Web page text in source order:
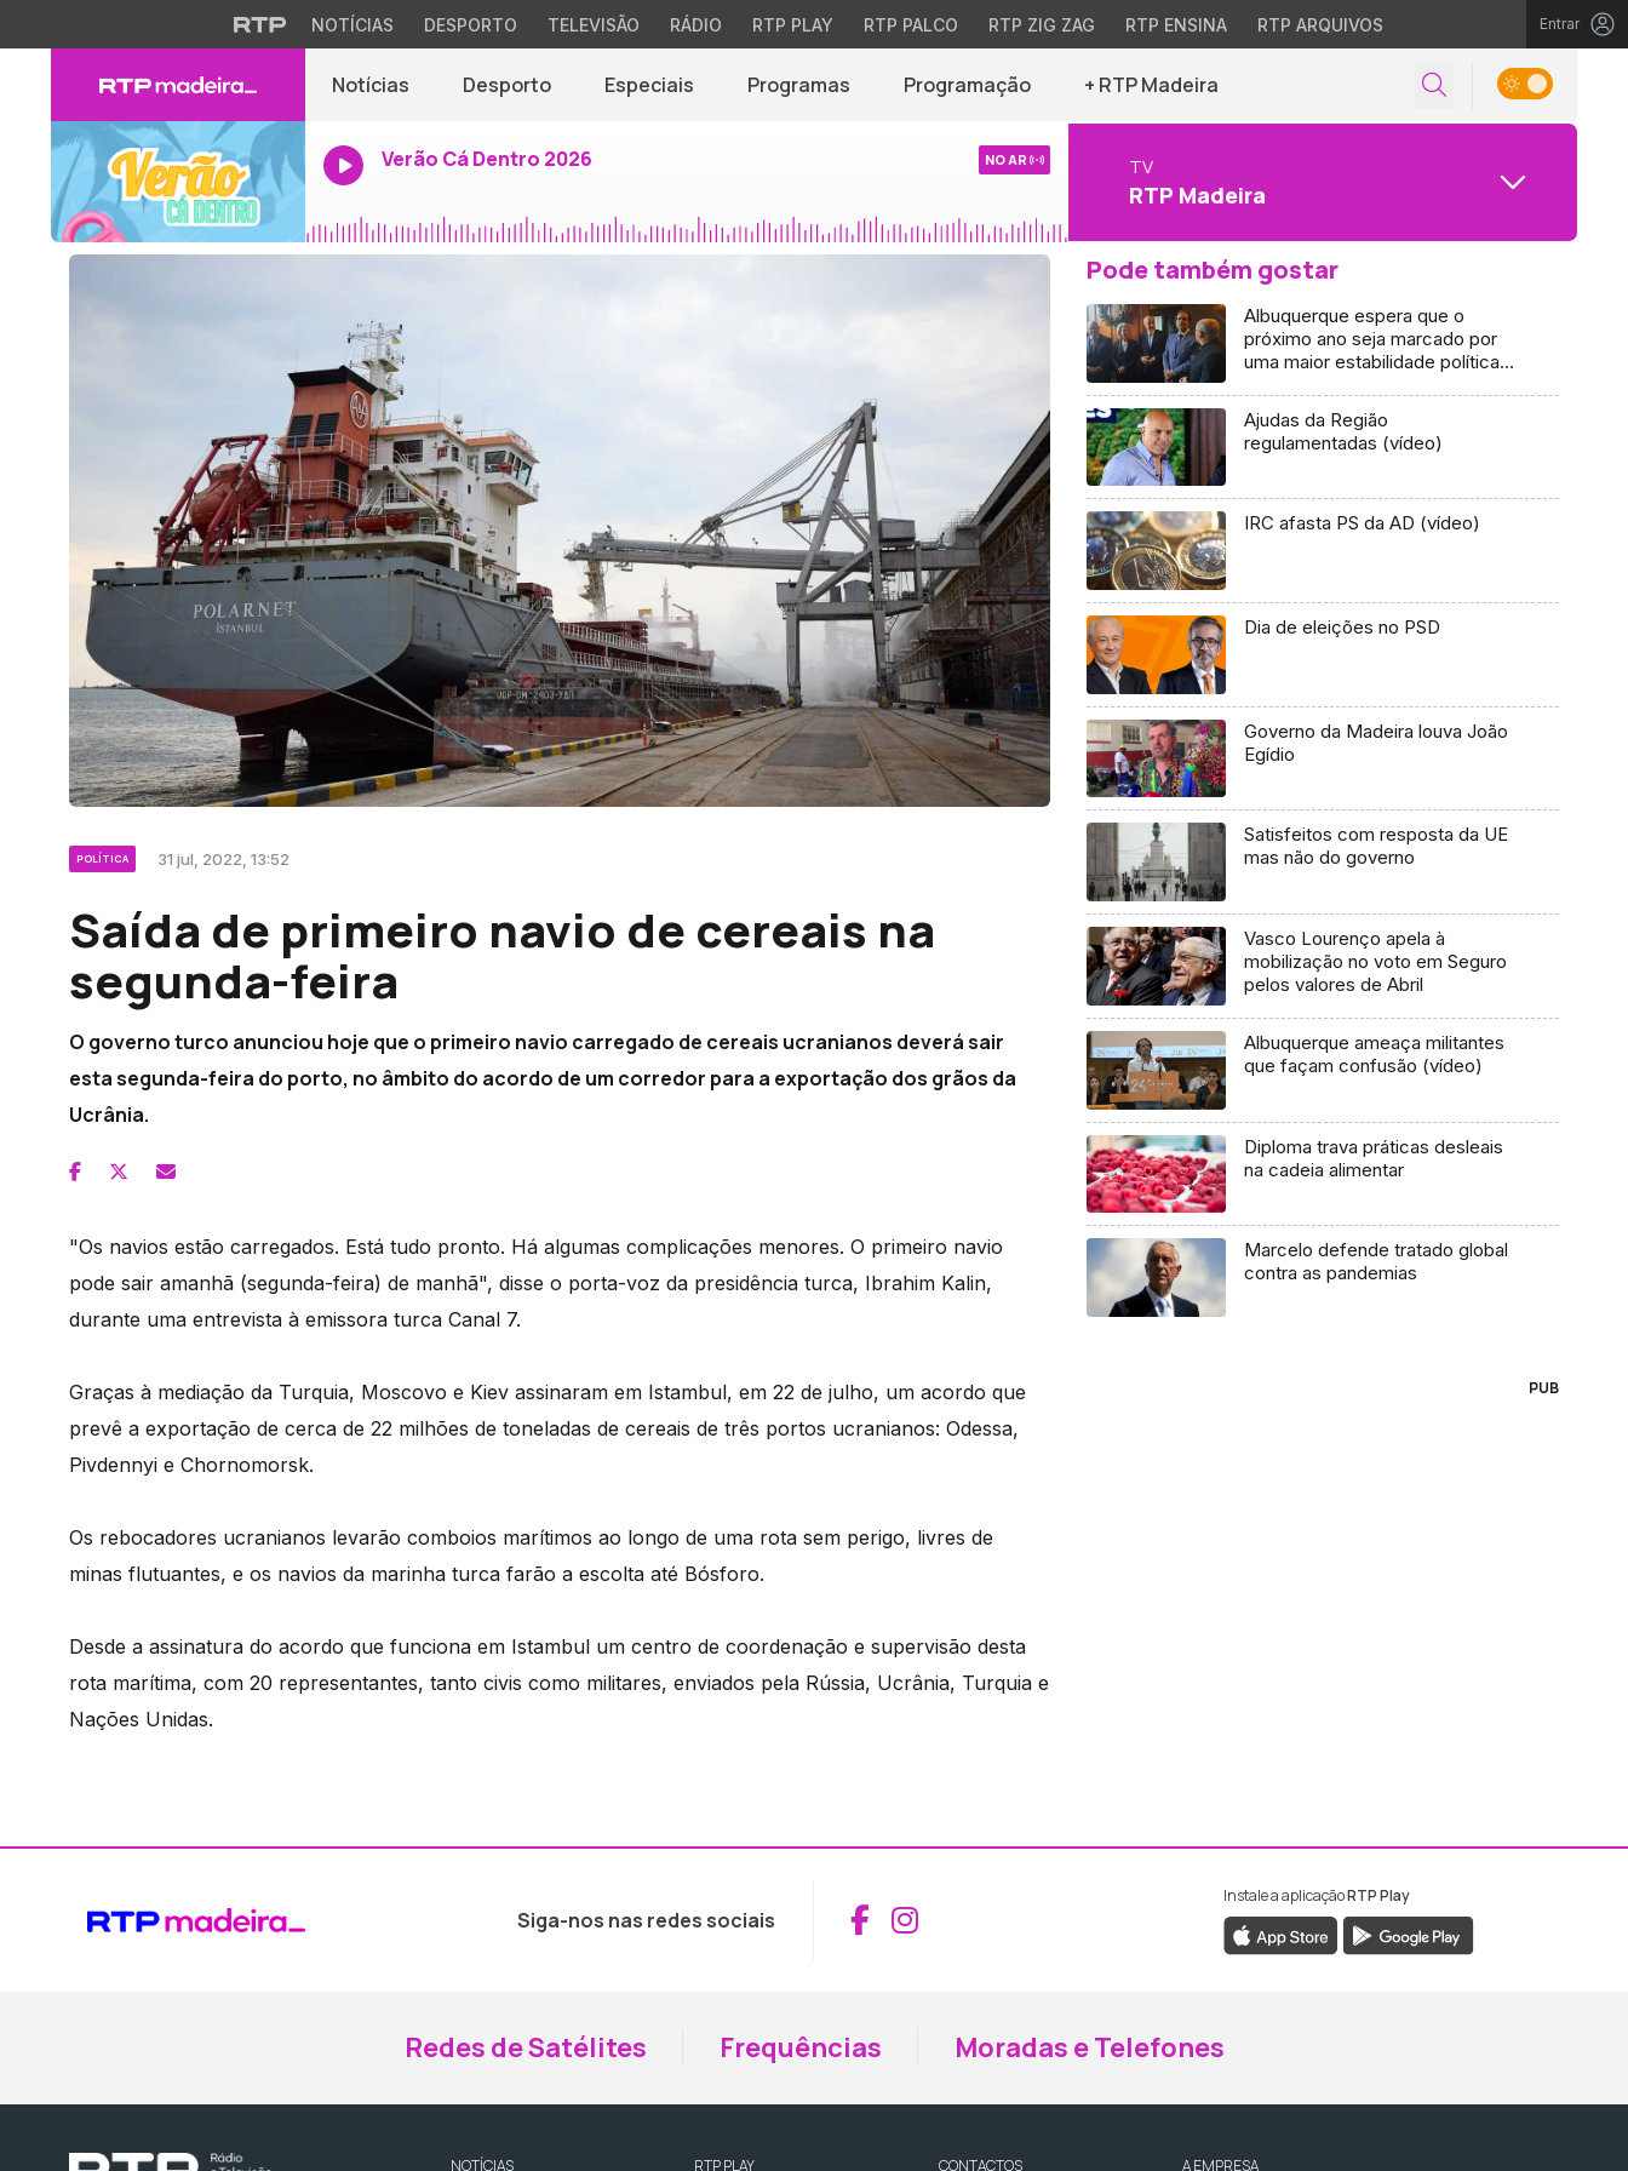
NOTÍCIAS DESPORTO TELEVISÃO RÁDIO RTP PLAY RTP PALCO RTP ZIG ZAG RTP ENSINA RTP ARQUIVOS Entrar
Notícias Desporto Especiais Programas Programação + RTP Madeira
Verão Cá Dentro 2026 NO AR TV
RTP Madeira
POLÍTICA 31 jul, 2022, 13:52
Saída de primeiro navio de cereais na
segunda-feira
O governo turco anunciou hoje que o primeiro navio carregado de cereais ucranianos deverá sair
esta segunda-feira do porto, no âmbito do acordo de um corredor para a exportação dos grãos da
Ucrânia.
"Os navios estão carregados. Está tudo pronto. Há algumas complicações menores. O primeiro navio
pode sair amanhã (segunda-feira) de manhã", disse o porta-voz da presidência turca, Ibrahim Kalin,
durante uma entrevista à emissora turca Canal 7.
Graças à mediação da Turquia, Moscovo e Kiev assinaram em Istambul, em 22 de julho, um acordo que
prevê a exportação de cerca de 22 milhões de toneladas de cereais de três portos ucranianos: Odessa,
Pivdennyi e Chornomorsk.
Os rebocadores ucranianos levarão comboios marítimos ao longo de uma rota sem perigo, livres de
minas flutuantes, e os navios da marinha turca farão a escolta até Bósforo.
Desde a assinatura do acordo que funciona em Istambul um centro de coordenação e supervisão desta
rota marítima, com 20 representantes, tanto civis como militares, enviados pela Rússia, Ucrânia, Turquia e
Nações Unidas.
Pode também gostar
Albuquerque espera que o
próximo ano seja marcado por
uma maior estabilidade política
Ajudas da Região
regulamentadas (vídeo)
IRC afasta PS da AD (vídeo)
Dia de eleições no PSD
Governo da Madeira louva João
Egídio
Satisfeitos com resposta da UE
mas não do governo
Vasco Lourenço apela à
mobilização no voto em Seguro
pelos valores de Abril
Albuquerque ameaça militantes
que façam confusão (vídeo)
Diploma trava práticas desleais
na cadeia alimentar
Marcelo defende tratado global
contra as pandemias
PUB
Siga-nos nas redes sociais Aceder ao Facebook da RTP Madeira
Aceder ao Instagram da RTP Madeira
Instale a aplicaçãoRTP Play
Redes de Satélites Frequências Moradas e Telefones
NOTÍCIAS RTP PLAY CONTACTOS A EMPRESA